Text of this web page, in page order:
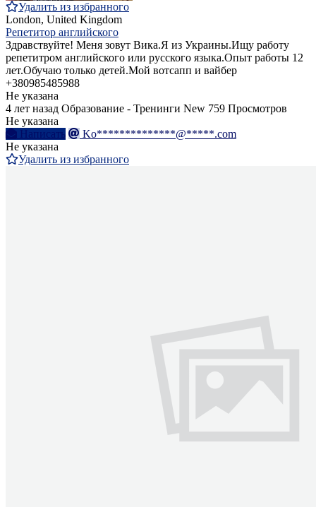
Удалить из избранного
London, United Kingdom
Репетитор английского
Здравствуйте! Меня зовут Вика.Я из Украины.Ищу работу
репетитром английского или русского языка.Опыт работы 12
лет.Обучаю только детей.Мой вотсапп и вайбер
+380985485988
Не указана
4 лет назад Образование - Тренинги New 759 Просмотров
Не указана
Написать
Ko**************@*****.com
Не указана
Удалить из избранного